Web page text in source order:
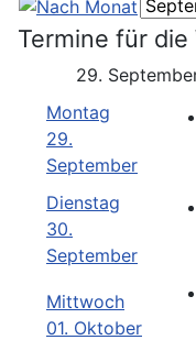
Termine für die
29.
Montag
29.
September
Dienstag
30.
September
Mittwoch
01. Oktober